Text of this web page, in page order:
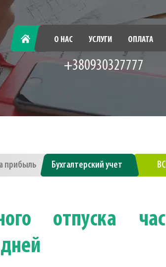
ГЛАВНАЯ О НАС УСЛУГИ ОПЛАТА
+380930327777
прибыль Бухгалтерский учет
отпуска